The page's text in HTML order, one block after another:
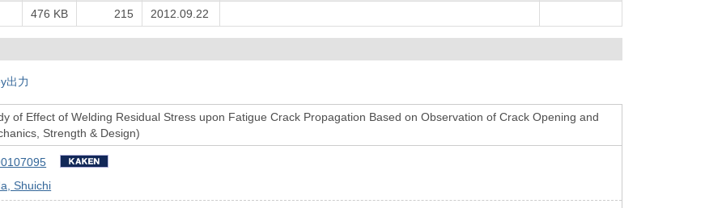
476 KB 215 2012.09.22
出力
of Effect of Welding Residual Stress upon Fatigue Crack Propagation Based on Observation of Crack Opening and
Strength & Design)
Shuichi